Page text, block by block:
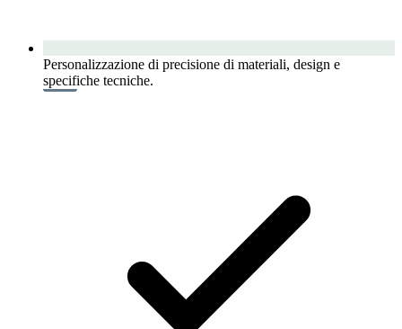
Personalizzazione di precisione di materiali, design e
specifiche tecniche.